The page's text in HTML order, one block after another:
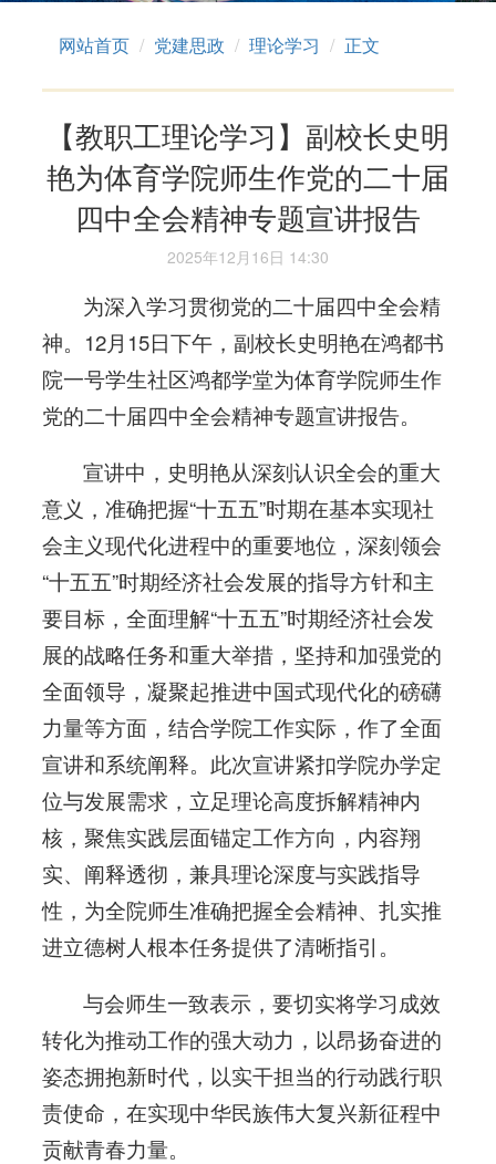
网站首页 党建思政 理论学习 正文
【教职工理论学习】副校长史明
艳为体育学院师生作党的二十届
四中全会精神专题宣讲报告
2025年12月16日 14:30
为深入学习贯彻党的二十届四中全会精
神。12月15日下午，副校长史明艳在鸿都书
院一号学生社区鸿都学堂为体育学院师生作
党的二十届四中全会精神专题宣讲报告。
宣讲中，史明艳从深刻认识全会的重大
意义，准确把握“十五五”时期在基本实现社
会主义现代化进程中的重要地位，深刻领会
“十五五”时期经济社会发展的指导方针和主
要目标，全面理解“十五五”时期经济社会发
展的战略任务和重大举措，坚持和加强党的
全面领导，凝聚起推进中国式现代化的磅礴
力量等方面，结合学院工作实际，作了全面
宣讲和系统阐释。此次宣讲紧扣学院办学定
位与发展需求，立足理论高度拆解精神内
核，聚焦实践层面锚定工作方向，内容翔
实、阐释透彻，兼具理论深度与实践指导
性，为全院师生准确把握全会精神、扎实推
进立德树人根本任务提供了清晰指引。
与会师生一致表示，要切实将学习成效
转化为推动工作的强大动力，以昂扬奋进的
姿态拥抱新时代，以实干担当的行动践行职
责使命，在实现中华民族伟大复兴新征程中
贡献青春力量。